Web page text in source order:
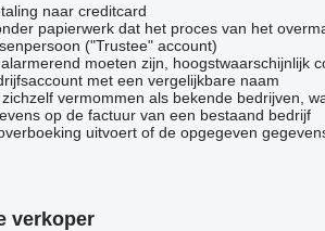
naar creditcard
papierwerk dat het proces van het
("Trustee" account)
moeten zijn, hoogstwaarschijnlijk
met een vergelijkbare naam
vermommen als bekende bedrijven,
op de factuur van een bestaand bedrijf
uitvoert of de opgegeven
verkoper